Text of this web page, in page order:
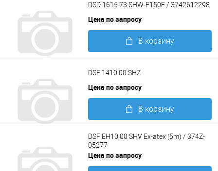
DSD 1615.73 SHW-F150F / 3742612298
Цена по запросу
В корзину
DSE 1410.00 SHZ
Цена по запросу
В корзину
Подробнее
DSF EH10.00 SHV Ex-atex (5m) / 374Z-
05277
Цена по запросу